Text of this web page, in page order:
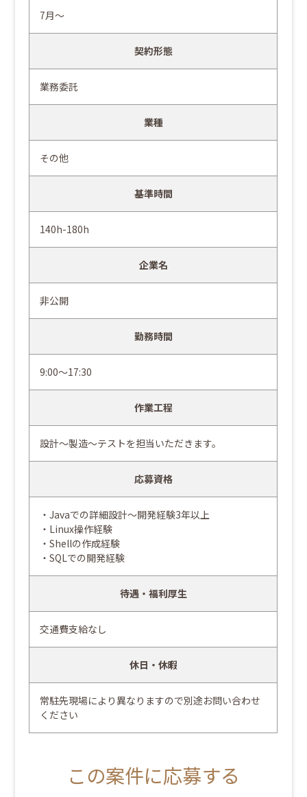
7月～
契約形態
業務委託
業種
その他
基準時間
140h-180h
企業名
非公開
勤務時間
9:00～17:30
作業工程
設計～製造～テストを担当いただきます。
応募資格
・Javaでの詳細設計〜開発経験3年以上
・Linux操作経験
・Shellの作成経験
・SQLでの開発経験
待遇・福利厚生
交通費支給なし
休日・休暇
常駐先現場により異なりますので別途お問い合わせ
ください
この案件に応募する